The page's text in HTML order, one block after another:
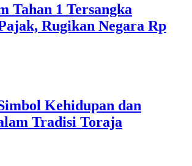
Tahan 1 Tersangka
Rugikan Negara Rp
Kehidupan dan
Tradisi Toraja